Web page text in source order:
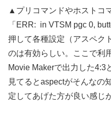
▲プリコマンドやホストコ
「ERR: in VTSM pgc 0,
押して各種設定（アスペク
のは有効らしい。ここで利
Movie Makerで出力した4:3
見てるとaspectがそんなの
定してあげた方が良い感じ